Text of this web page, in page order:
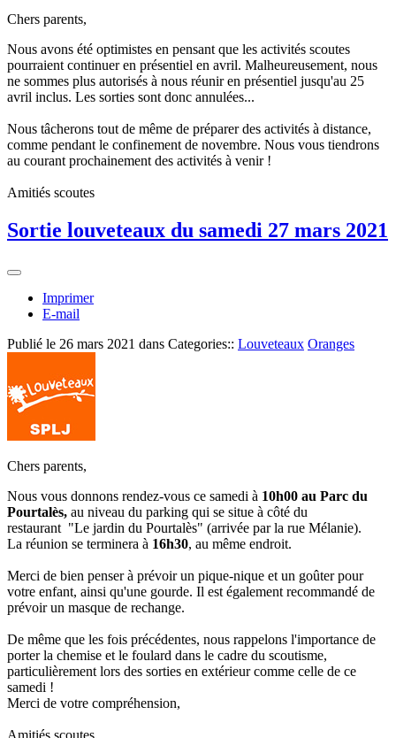
Chers parents,
Nous avons été optimistes en pensant que les activités scoutes
pourraient continuer en présentiel en avril. Malheureusement, nous
ne sommes plus autorisés à nous réunir en présentiel jusqu'au 25
avril inclus. Les sorties sont donc annulées...
Nous tâcherons tout de même de préparer des activités à distance,
comme pendant le confinement de novembre. Nous vous tiendrons
au courant prochainement des activités à venir !
Amitiés scoutes
Sortie louveteaux du samedi 27 mars 2021
Imprimer
E-mail
Publié le 26 mars 2021 dans Categories:: Louveteaux Oranges
Chers parents,
Nous vous donnons rendez-vous ce samedi à 10h00 au Parc du
Pourtalès, au niveau du parking qui se situe à côté du
restaurant "Le jardin du Pourtalès" (arrivée par la rue Mélanie).
La réunion se terminera à 16h30, au même endroit.
Merci de bien penser à prévoir un pique-nique et un goûter pour
votre enfant, ainsi qu'une gourde. Il est également recommandé de
prévoir un masque de rechange.
De même que les fois précédentes, nous rappelons l'importance de
porter la chemise et le foulard dans le cadre du scoutisme,
particulièrement lors des sorties en extérieur comme celle de ce
samedi !
Merci de votre compréhension,
Amitiés scoutes,